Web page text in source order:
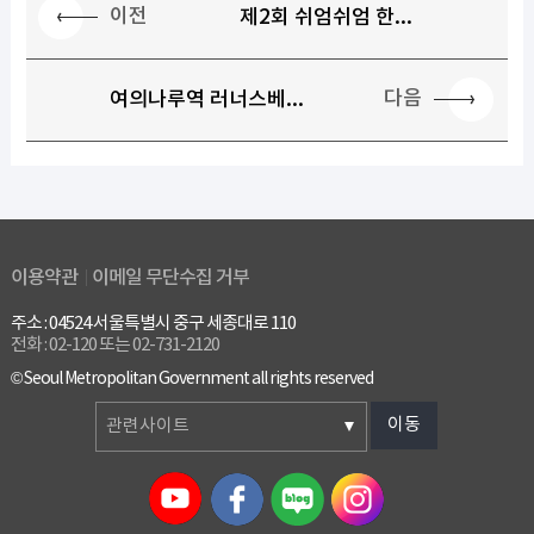
이전 제2회 쉬엄쉬엄 한...
여의나루역 러너스베... 다음
이용약관 이메일 무단수집 거부
주소 : 04524 서울특별시 중구 세종대로 110
전화 : 02-120 또는 02-731-2120
© Seoul Metropolitan Government all rights reserved
관련사이트 이동